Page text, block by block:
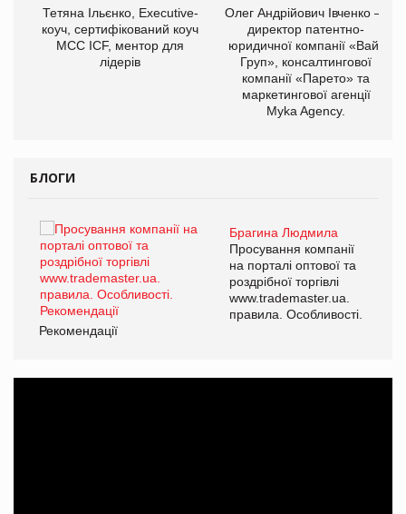
Тетяна Ільєнко, Executive-
коуч, сертифікований коуч
МСС ICF, ментор для
лідерів
Олег Андрійович Івченко —
директор патентно-
юридичної компанії «Вайз
Груп», консалтингової
компанії «Парето» та
маркетингової агенції
Myka Agency.
БЛОГИ
Брагина Людмила
Просування компанії
на порталі оптової та
роздрібної торгівлі
www.trademaster.ua.
правила. Особливості.
Рекомендації